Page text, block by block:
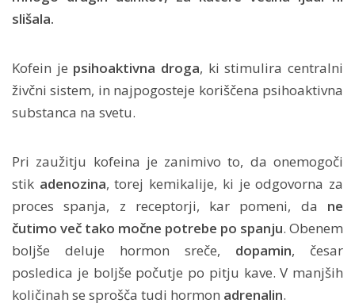
slišala.
Kofein je psihoaktivna droga, ki stimulira centralni
živčni sistem, in najpogosteje koriščena psihoaktivna
substanca na svetu.
Pri zaužitju kofeina je zanimivo to, da onemogoči
stik adenozina, torej kemikalije, ki je odgovorna za
proces spanja, z receptorji, kar pomeni, da ne
čutimo več tako močne potrebe po spanju. Obenem
boljše deluje hormon sreče, dopamin, česar
posledica je boljše počutje po pitju kave. V manjših
količinah se sprošča tudi hormon adrenalin.